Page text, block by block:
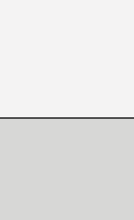
[GK] Oubliez Crazy Taxi,
[LS] [Switch] NSZ 5.0.0
[GK] Bethesda fête les 30
[GK] Roblox : l'action en